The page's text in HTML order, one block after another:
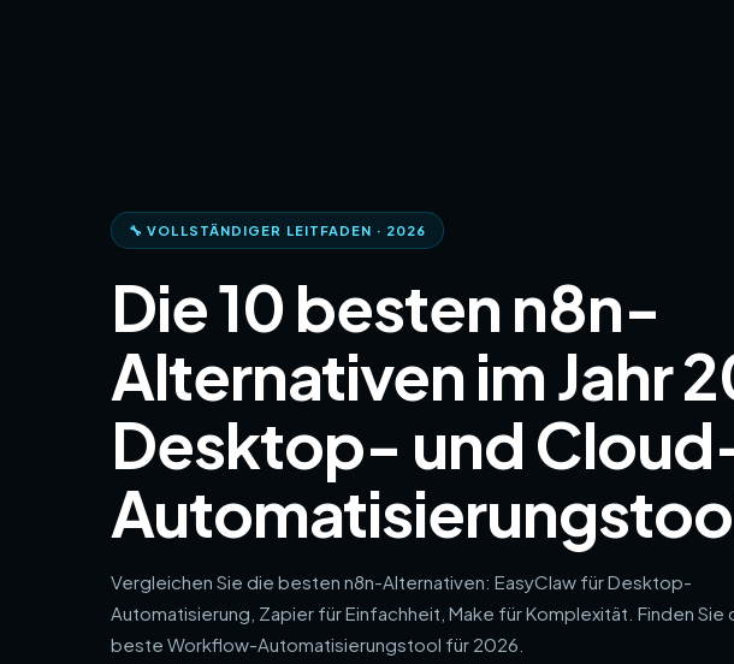
🔧 VOLLSTÄNDIGER LEITFADEN · 2026
Die 10 besten n8n-
Alternativen im Jahr
Desktop- und
Vergleichen Sie die besten n8n-Alternativen: EasyClaw für Desktop-
Automatisierung, Zapier für Einfachheit, Make für Komplexität. Finden Sie
beste Workflow-Automatisierungstool für 2026.